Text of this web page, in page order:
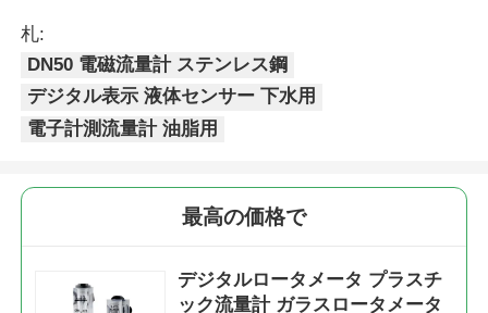
札:
DN50 電磁流量計 ステンレス鋼
デジタル表示 液体センサー 下水用
電子計測流量計 油脂用
最高の価格で
デジタルロータメータ プラスチ
ック流量計 ガラスロータメータ